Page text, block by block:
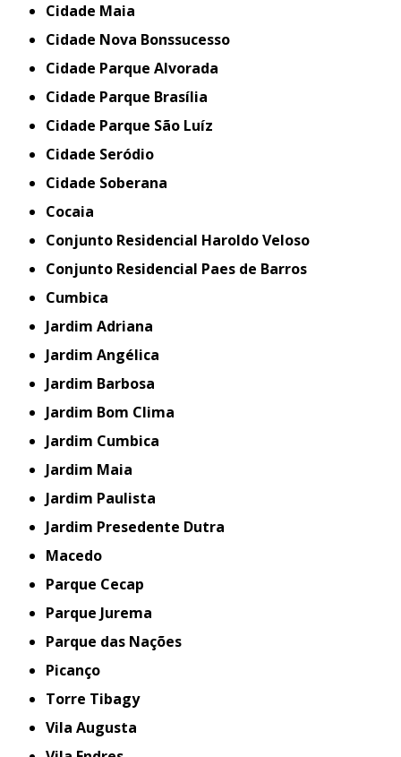
Cidade Maia
Cidade Nova Bonssucesso
Cidade Parque Alvorada
Cidade Parque Brasília
Cidade Parque São Luíz
Cidade Seródio
Cidade Soberana
Cocaia
Conjunto Residencial Haroldo Veloso
Conjunto Residencial Paes de Barros
Cumbica
Jardim Adriana
Jardim Angélica
Jardim Barbosa
Jardim Bom Clima
Jardim Cumbica
Jardim Maia
Jardim Paulista
Jardim Presedente Dutra
Macedo
Parque Cecap
Parque Jurema
Parque das Nações
Picanço
Torre Tibagy
Vila Augusta